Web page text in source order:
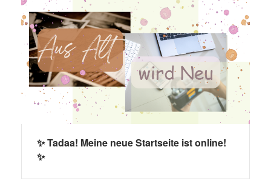
✨ Tadaa! Meine neue Startseite ist online!
✨